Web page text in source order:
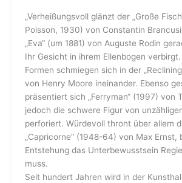
„Verheißungsvoll glänzt der „Große
Poisson, 1930) von Constantin
„Eva“ (um 1881) von Auguste Rodin
Ihr Gesicht in ihrem Ellenbogen
Formen schmiegen sich in der
von Henry Moore ineinander. Ebenso
präsentiert sich „Ferryman“ (1997) von
jedoch die schwere Figur von
perforiert. Würdevoll thront über allem
„Capricorne“ (1948-64) von Max Ernst,
Entstehung das Unterbewusstsein
muss.
Seit hundert Jahren wird in der